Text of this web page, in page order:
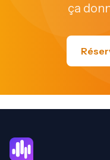
ça